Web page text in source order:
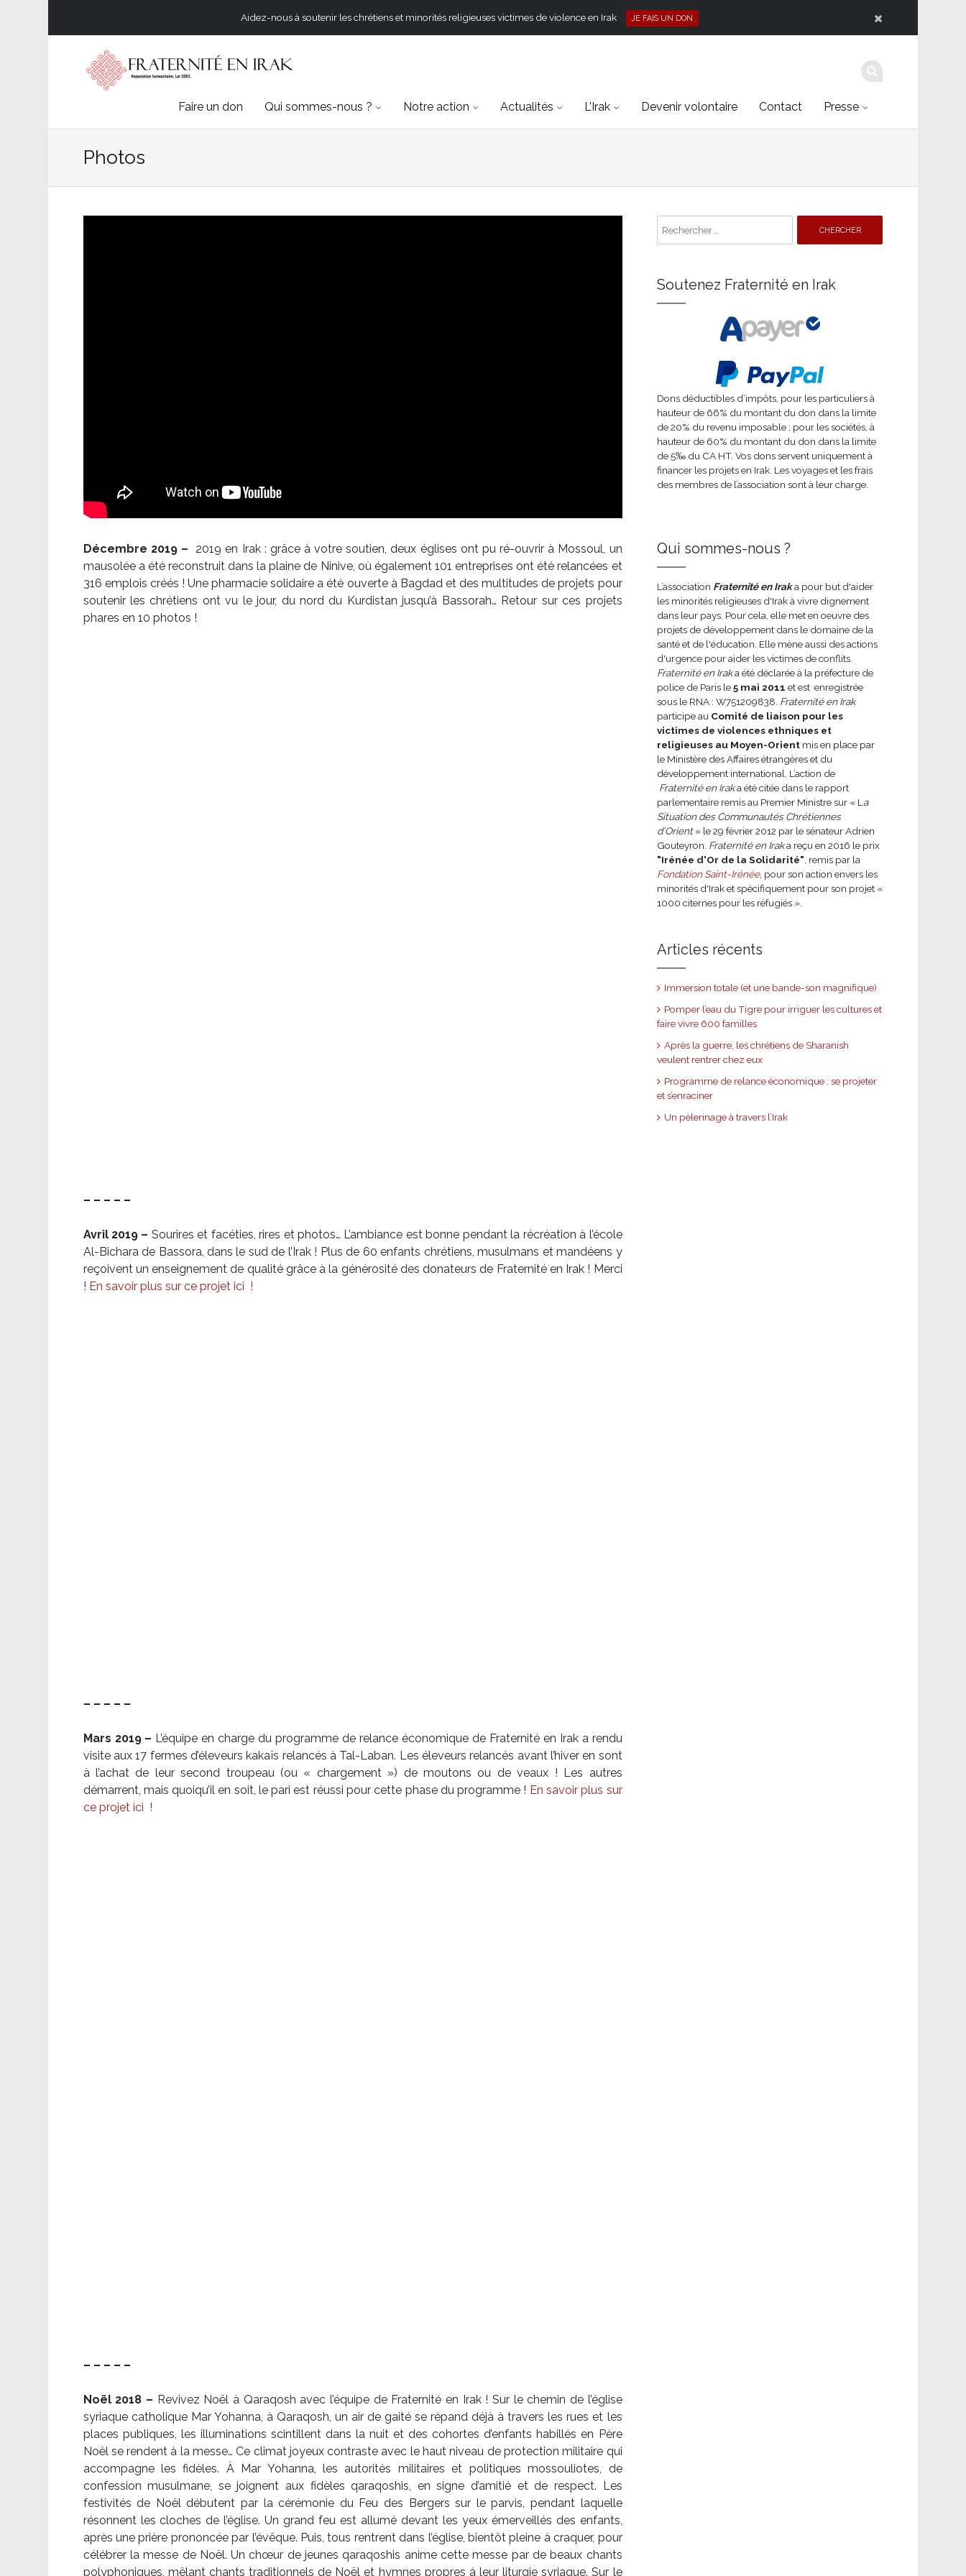
Aidez-nous à soutenir les chrétiens et minorités religieuses victimes de violence en Irak JE FAIS UN DON
Faire un don Qui sommes-nous ? Notre action Actualités L’Irak Devenir volontaire Contact Presse
Photos
Décembre 2019 – 2019 en Irak : grâce à votre soutien, deux églises ont pu ré-ouvrir à Mossoul, un
mausolée a été reconstruit dans la plaine de Ninive, où également 101 entreprises ont été relancées et
316 emplois créés ! Une pharmacie solidaire a été ouverte à Bagdad et des multitudes de projets pour
soutenir les chrétiens ont vu le jour, du nord du Kurdistan jusqu’à Bassorah… Retour sur ces projets
phares en 10 photos !
– – – – –
Avril 2019 – Sourires et facéties, rires et photos… L’ambiance est bonne pendant la récréation à l’école
Al-Bichara de Bassora, dans le sud de l’Irak ! Plus de 60 enfants chrétiens, musulmans et mandéens y
reçoivent un enseignement de qualité grâce à la générosité des donateurs de Fraternité en Irak ! Merci
! En savoir plus sur ce projet ici !
– – – – –
Mars 2019 – L’équipe en charge du programme de relance économique de Fraternité en Irak a rendu
visite aux 17 fermes d’éleveurs kakaïs relancés à Tal-Laban. Les éleveurs relancés avant l’hiver en sont
à l’achat de leur second troupeau (ou « chargement ») de moutons ou de veaux ! Les autres
démarrent, mais quoiqu’il en soit, le pari est réussi pour cette phase du programme ! En savoir plus sur
ce projet ici !
– – – – –
Noël 2018 – Revivez Noël à Qaraqosh avec l’équipe de Fraternité en Irak ! Sur le chemin de l’église
syriaque catholique Mar Yohanna, à Qaraqosh, un air de gaité se répand déjà à travers les rues et les
places publiques, les illuminations scintillent dans la nuit et des cohortes d’enfants habillés en Père
Noël se rendent à la messe… Ce climat joyeux contraste avec le haut niveau de protection militaire qui
accompagne les fidèles. À Mar Yohanna, les autorités militaires et politiques mossouliotes, de
confession musulmane, se joignent aux fidèles qaraqoshis, en signe d’amitié et de respect. Les
festivités de Noël débutent par la cérémonie du Feu des Bergers sur le parvis, pendant laquelle
résonnent les cloches de l’église. Un grand feu est allumé devant les yeux émerveillés des enfants,
après une prière prononcée par l’évêque. Puis, tous rentrent dans l’église, bientôt pleine à craquer, pour
célébrer la messe de Noël. Un chœur de jeunes qaraqoshis anime cette messe par de beaux chants
polyphoniques, mêlant chants traditionnels de Noël et hymnes propres à leur liturgie syriaque. Sur le
Soutenez Fraternité en Irak
Dons déductibles d’impôts, pour les particuliers à
hauteur de 66% du montant du don dans la limite
de 20% du revenu imposable ; pour les sociétés, à
hauteur de 60% du montant du don dans la limite
de 5‰ du CA HT. Vos dons servent uniquement à
financer les projets en Irak. Les voyages et les frais
des membres de l’association sont à leur charge.
Qui sommes-nous ?
L’association Fraternité en Iraka pour but d'aider
les minorités religieuses d'Irak à vivre dignement
dans leur pays. Pour cela, elle met en oeuvre des
projets de développement dans le domaine de la
santé et de l'éducation. Elle mène aussi des actions
d'urgence pour aider les victimes de conflits.
Fraternité en Iraka été déclarée à la préfecture de
police de Paris le5 mai 2011 et est enregistrée
sous le RNA : W751209838. Fraternité en Irak
participe au Comité de liaison pour les
victimes de violences ethniques et
religieuses au Moyen-Orientmis en place par
le Ministère des Affaires étrangères et du
développement international. L’action de
Fraternité en Iraka été citée dans le rapport
parlementaire remis au Premier Ministre sur « L a
Situation des Communautés Chrétiennes
d’Orient» le 29 février 2012 par le sénateur Adrien
Gouteyron. Fraternité en Iraka reçu en 2016 le prix
"Irénée d'Or de la Solidarité" , remis par la
Fondation Saint-Irénée, pour son action envers les
minorités d'Irak et spécifiquement pour son projet «
1000 citernes pour les réfugiés ».
Articles récents
Immersion totale (et une bande-son magnifique)
Pomper l’eau du Tigre pour irriguer les cultures et
faire vivre 600 familles
Après la guerre, les chrétiens de Sharanish
veulent rentrer chez eux
Programme de relance économique : se projeter
et s’enraciner
Un pèlerinage à travers l’Irak